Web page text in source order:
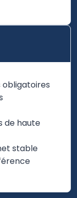
obligatoires
de haute
stable